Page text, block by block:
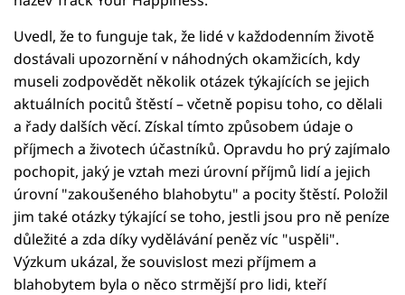
Uvedl, že to funguje tak, že lidé v každodenním životě
dostávali upozornění v náhodných okamžicích, kdy
museli zodpovědět několik otázek týkajících se jejich
aktuálních pocitů štěstí – včetně popisu toho, co dělali
a řady dalších věcí. Získal tímto způsobem údaje o
příjmech a životech účastníků. Opravdu ho prý zajímalo
pochopit, jaký je vztah mezi úrovní příjmů lidí a jejich
úrovní "zakoušeného blahobytu" a pocity štěstí. Položil
jim také otázky týkající se toho, jestli jsou pro ně peníze
důležité a zda díky vydělávání peněz víc "uspěli".
Výzkum ukázal, že souvislost mezi příjmem a
blahobytem byla o něco strmější pro lidi, kteří